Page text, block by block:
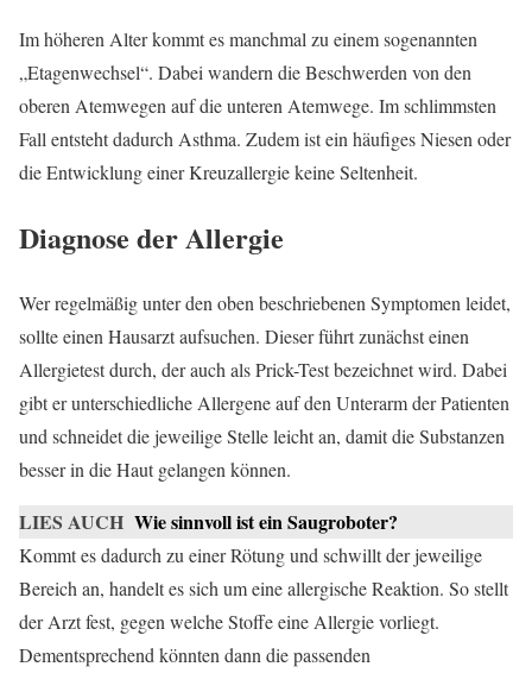
Im höheren Alter kommt es manchmal zu einem sogenannten
„Etagenwechsel“. Dabei wandern die Beschwerden von den
oberen Atemwegen auf die unteren Atemwege. Im schlimmsten
Fall entsteht dadurch Asthma. Zudem ist ein häufiges Niesen oder
die Entwicklung einer Kreuzallergie keine Seltenheit.
Diagnose der Allergie
Wer regelmäßig unter den oben beschriebenen Symptomen leidet,
sollte einen Hausarzt aufsuchen. Dieser führt zunächst einen
Allergietest durch, der auch als Prick-Test bezeichnet wird. Dabei
gibt er unterschiedliche Allergene auf den Unterarm der Patienten
und schneidet die jeweilige Stelle leicht an, damit die Substanzen
besser in die Haut gelangen können.
LIES AUCH Wie sinnvoll ist ein Saugroboter?
Kommt es dadurch zu einer Rötung und schwillt der jeweilige
Bereich an, handelt es sich um eine allergische Reaktion. So stellt
der Arzt fest, gegen welche Stoffe eine Allergie vorliegt.
Dementsprechend könnten dann die passenden